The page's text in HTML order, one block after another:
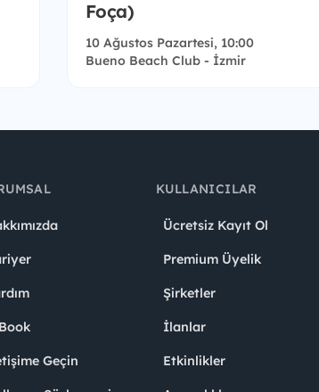
Foça)
10 Ağustos Pazartesi, 10:00
Bueno Beach Club - İzmir
Geçin
KULLANICILAR
Ücretsiz Kayıt Ol
Premium Üyelik
Şirketler
İlanlar
Etkinlikler